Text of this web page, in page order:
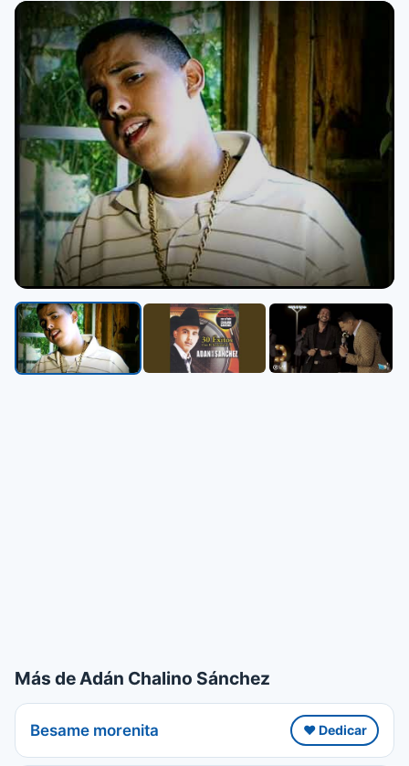
▶
Más de Adán Chalino Sánchez
Besame morenita ❤️ Dedicar